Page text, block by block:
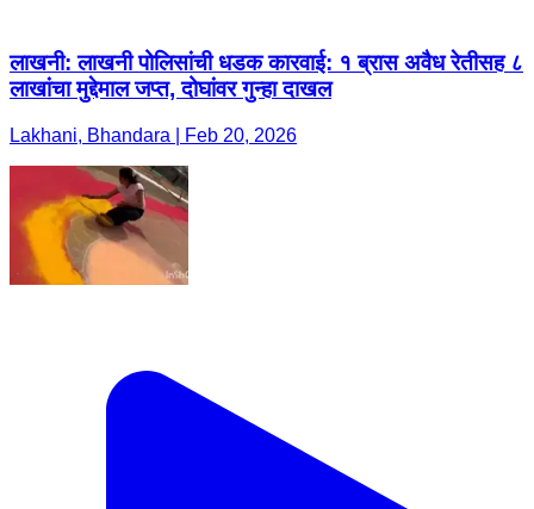
लाखनी: लाखनी पोलिसांची धडक कारवाई: १ ब्रास अवैध रेतीसह ८
लाखांचा मुद्देमाल जप्त, दोघांवर गुन्हा दाखल
Lakhani, Bhandara | Feb 20, 2026